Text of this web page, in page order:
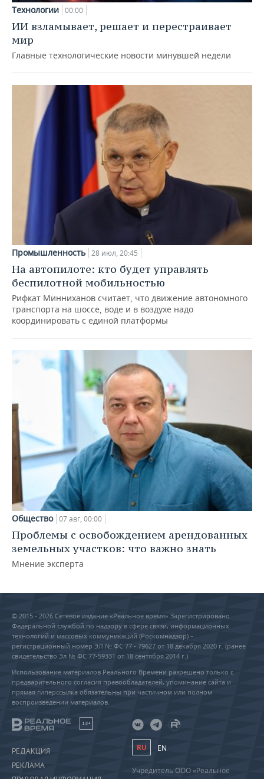
Технологии 00:00
ИИ взламывает, решает и перестраивает
мир
Главные технологические новости минувшей недели
Промышленность 28 июл, 20:45
На автопилоте: кто будет управлять
беспилотной мобильностью
Рифкат Минниханов считает, что движение автономного
транспорта на шоссе, воде и в воздухе надо
координировать с единой платформы
Общество 07 авг, 00:00
Проблемы с освобождением арендованных
земельных участков: что важно знать
Мнение эксперта
© 2015 - 2026 Сетевое издание «Реальное время» Зарегистрировано
Федеральной службой по надзору в сфере связи, информационных
технологий и массовых коммуникаций (Роскомнадзор) –
регистрационный номер ЭЛ № ФС 77 - 79627 от 18 декабря 2020 г. (ранее
свидетельство Эл № ФС 77-59331 от 18 сентября 2014 г.)
Использование материалов Реального Времени разрешено только с
предварительного согласия правообладателей, упоминание сайта и
прямая гиперссылка обязательны при частичном или полном
воспроизведении материалов.
18+
РЕДАКЦИЯ
РЕКЛАМА
RU EN
Учредитель ООО «Реальное